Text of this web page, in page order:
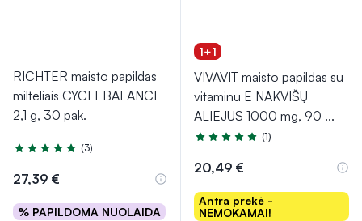
RICHTER maisto papildas
milteliais CYCLEBALANCE
2,1 g, 30 pak.
Įvertinimas 5.0 iš 5
(3)
27,39 €
% PAPILDOMA NUOLAIDA
1+1
VIVAVIT maisto papildas su
vitaminu E NAKVIŠŲ
ALIEJUS 1000 mg, 90 ...
Įvertinimas 5.0 iš 5
(1)
20,49 €
Antra prekė -
NEMOKAMAI!